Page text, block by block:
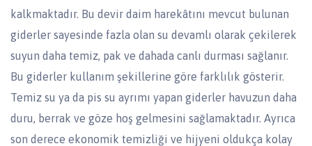
kalkmaktadır. Bu devir daim harekâtını mevcut bulunan
giderler sayesinde fazla olan su devamlı olarak çekilerek
suyun daha temiz, pak ve dahada canlı durması sağlanır.
Bu giderler kullanım şekillerine göre farklılık gösterir.
Temiz su ya da pis su ayrımı yapan giderler havuzun daha
duru, berrak ve göze hoş gelmesini sağlamaktadır. Ayrıca
son derece ekonomik temizliği ve hijyeni oldukça kolay